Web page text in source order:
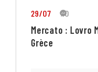
29/07 10
Mercato : Lovro
Grèce